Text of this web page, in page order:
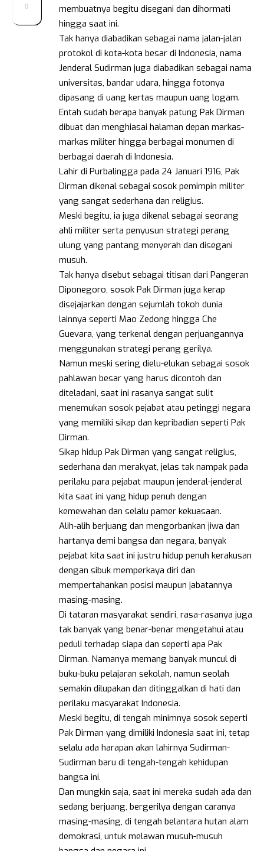
0
membuatnya begitu disegani dan dihormati
hingga saat ini.
Tak hanya diabadikan sebagai nama jalan-jalan
protokol di kota-kota besar di Indonesia, nama
Jenderal Sudirman juga diabadikan sebagai nama
universitas, bandar udara, hingga fotonya
dipasang di uang kertas maupun uang logam.
Entah sudah berapa banyak patung Pak Dirman
dibuat dan menghiasai halaman depan markas-
markas militer hingga berbagai monumen di
berbagai daerah di Indonesia.
Lahir di Purbalingga pada 24 Januari 1916, Pak
Dirman dikenal sebagai sosok pemimpin militer
yang sangat sederhana dan religius.
Meski begitu, ia juga dikenal sebagai seorang
ahli militer serta penyusun strategi perang
ulung yang pantang menyerah dan disegani
musuh.
Tak hanya disebut sebagai titisan dari Pangeran
Diponegoro, sosok Pak Dirman juga kerap
disejajarkan dengan sejumlah tokoh dunia
lainnya seperti Mao Zedong hingga Che
Guevara, yang terkenal dengan perjuangannya
menggunakan strategi perang gerilya.
Namun meski sering dielu-elukan sebagai sosok
pahlawan besar yang harus dicontoh dan
diteladani, saat ini rasanya sangat sulit
menemukan sosok pejabat atau petinggi negara
yang memiliki sikap dan kepribadian seperti Pak
Dirman.
Sikap hidup Pak Dirman yang sangat religius,
sederhana dan merakyat, jelas tak nampak pada
perilaku para pejabat maupun jenderal-jenderal
kita saat ini yang hidup penuh dengan
kemewahan dan selalu pamer kekuasaan.
Alih-alih berjuang dan mengorbankan jiwa dan
hartanya demi bangsa dan negara, banyak
pejabat kita saat ini justru hidup penuh kerakusan
dengan sibuk memperkaya diri dan
mempertahankan posisi maupun jabatannya
masing-masing.
Di tataran masyarakat sendiri, rasa-rasanya juga
tak banyak yang benar-benar mengetahui atau
peduli terhadap siapa dan seperti apa Pak
Dirman. Namanya memang banyak muncul di
buku-buku pelajaran sekolah, namun seolah
semakin dilupakan dan ditinggalkan di hati dan
perilaku masyarakat Indonesia.
Meski begitu, di tengah minimnya sosok seperti
Pak Dirman yang dimiliki Indonesia saat ini, tetap
selalu ada harapan akan lahirnya Sudirman-
Sudirman baru di tengah-tengah kehidupan
bangsa ini.
Dan mungkin saja, saat ini mereka sudah ada dan
sedang berjuang, bergerilya dengan caranya
masing-masing, di tengah belantara hutan alam
demokrasi, untuk melawan musuh-musuh